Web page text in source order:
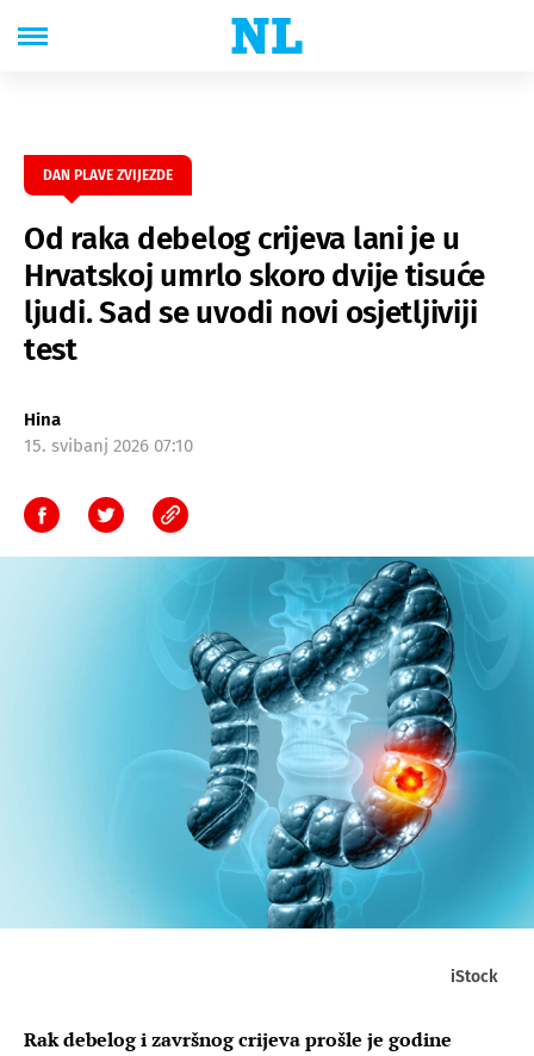
DAN PLAVE ZVIJEZDE
Od raka debelog crijeva lani je u
Hrvatskoj umrlo skoro dvije tisuće
ljudi. Sad se uvodi novi osjetljiviji
test
Hina
15. svibanj 2026 07:10
iStock
Rak debelog i završnog crijeva prošle je godine